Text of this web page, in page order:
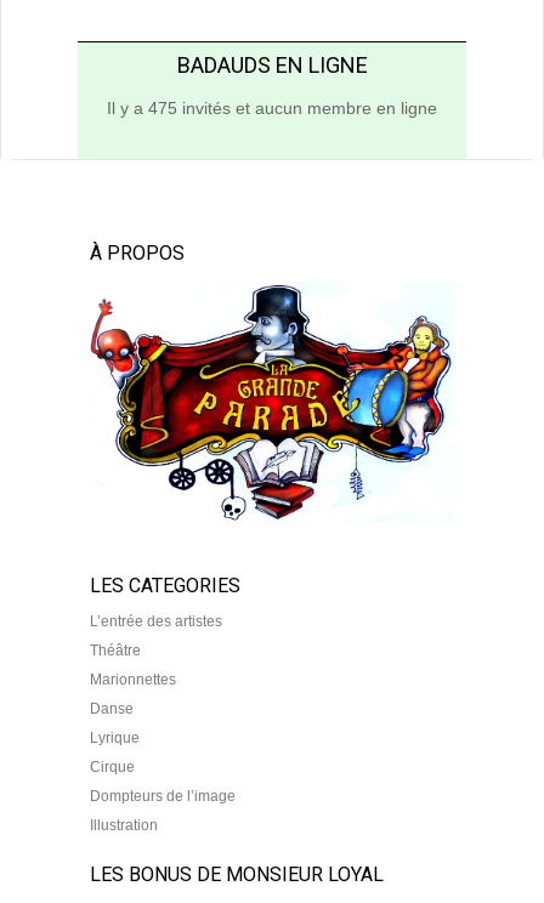
BADAUDS EN LIGNE
Il y a 475 invités et aucun membre en ligne
À PROPOS
LES CATEGORIES
L’entrée des artistes
Théâtre
Marionnettes
Danse
Lyrique
Cirque
Dompteurs de l’image
Illustration
LES BONUS DE MONSIEUR LOYAL